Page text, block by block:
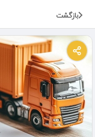
بازگشت